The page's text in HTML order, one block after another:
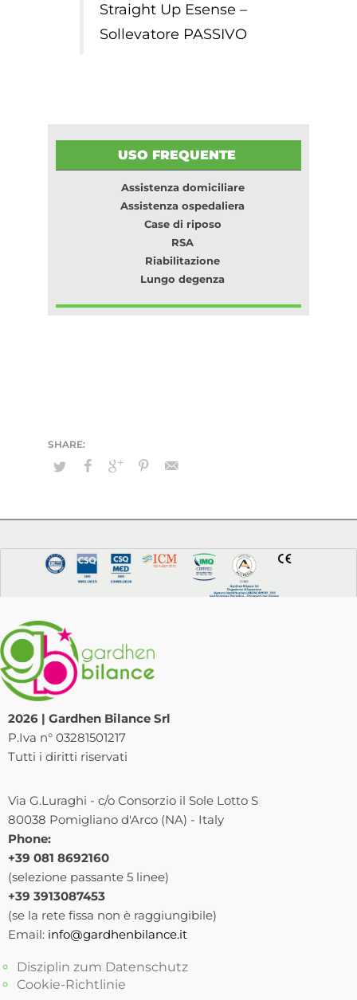
Straight Up Esense –
Sollevatore PASSIVO
USO FREQUENTE
Assistenza domiciliare
Assistenza ospedaliera
Case di riposo
RSA
Riabilitazione
Lungo degenza
2026 | Gardhen Bilance Srl
P.Iva n° 03281501217
Tutti i diritti riservati
Via G.Luraghi - c/o Consorzio il Sole Lotto S
80038 Pomigliano d'Arco (NA) - Italy
Phone:
+39 081 8692160
(selezione passante 5 linee)
+39 3913087453
(se la rete fissa non è raggiungibile)
Email: info@gardhenbilance.it
Disziplin zum Datenschutz
Cookie-Richtlinie